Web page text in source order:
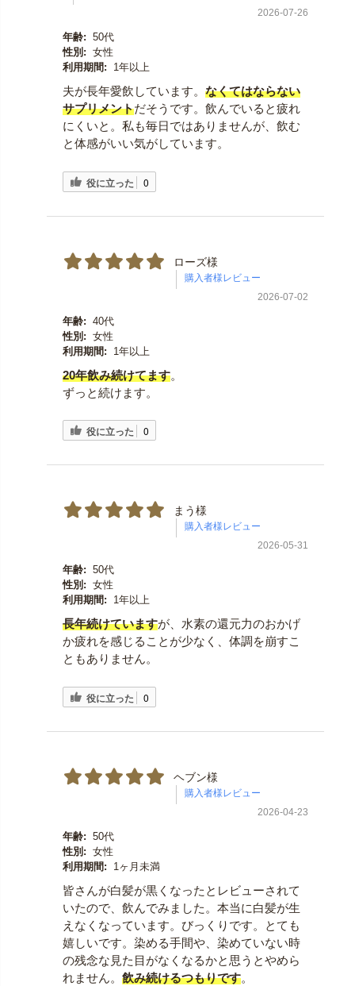
2026-07-26
年齢: 50代
性別: 女性
利用期間:
1年以上
夫が長年愛飲しています。 なくてはならない
サプリメントだそうです。飲んでいると疲れ
にくいと。私も毎日ではありませんが、飲む
と体感がいい気がしています。
役に立った 0
ローズ様
2026-07-02
年齢: 40代
性別: 女性
利用期間:
1年以上
20年飲み続けてます。
ずっと続けます。
役に立った 0
まう様
2026-05-31
年齢: 50代
性別: 女性
利用期間:
1年以上
長年続けていますが、水素の還元力のおかげ
か疲れを感じることが少なく、体調を崩すこ
ともありません。
役に立った 0
ヘブン様
2026-04-23
年齢: 50代
性別: 女性
利用期間:
1ヶ月未満
皆さんが白髪が黒くなったとレビューされて
いたので、飲んでみました。本当に白髪が生
えなくなっています。びっくりです。とても
嬉しいです。染める手間や、染めていない時
の残念な見た目がなくなるかと思うとやめら
れません。 飲み続けるつもりです。